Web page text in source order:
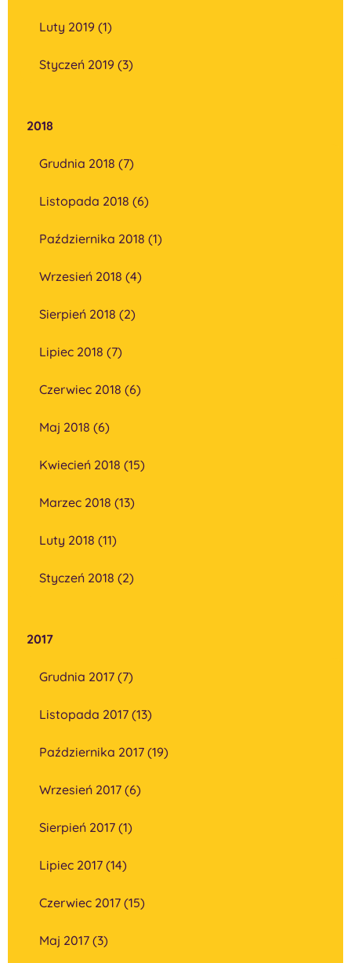
Luty 2019 (1)
Styczeń 2019 (3)
2018
Grudnia 2018 (7)
Listopada 2018 (6)
Października 2018 (1)
Wrzesień 2018 (4)
Sierpień 2018 (2)
Lipiec 2018 (7)
Czerwiec 2018 (6)
Maj 2018 (6)
Kwiecień 2018 (15)
Marzec 2018 (13)
Luty 2018 (11)
Styczeń 2018 (2)
2017
Grudnia 2017 (7)
Listopada 2017 (13)
Października 2017 (19)
Wrzesień 2017 (6)
Sierpień 2017 (1)
Lipiec 2017 (14)
Czerwiec 2017 (15)
Maj 2017 (3)